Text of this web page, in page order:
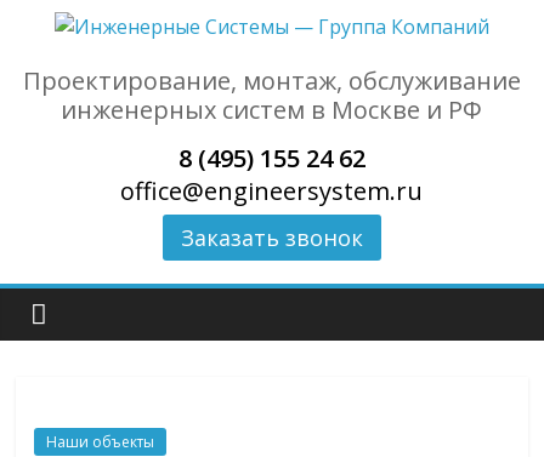
Проектирование, монтаж, обслуживание
инженерных систем в Москве и РФ
8 (495) 155 24 62
office@engineersystem.ru
Заказать звонок
Наши объекты